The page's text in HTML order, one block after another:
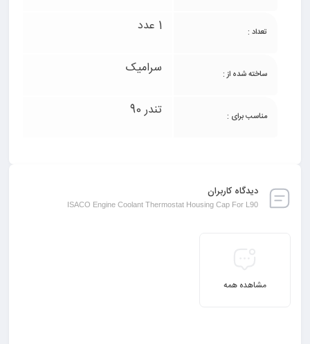
تعداد : 1 عدد
ساخته شده از : سرامیک
مناسب برای : تندر 90
دیدگاه کاربران
ISACO Engine Coolant Thermostat Housing Cap For L90
مشاهده همه